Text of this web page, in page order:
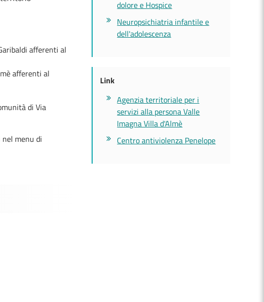
afferenti al
afferenti al
di Via
menu di
dolore e Hospice
Neuropsichiatria infantile e
dell'adolescenza
Link
Agenzia territoriale per i
servizi alla persona Valle
Imagna Villa d'Almè
Centro antiviolenza Penelope